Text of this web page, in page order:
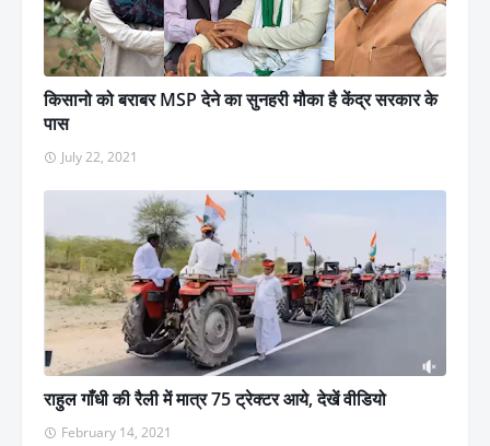
किसानो को बराबर MSP देने का सुनहरी मौका है केंद्र सरकार के
पास
July 22, 2021
राहुल गाँधी की रैली में मात्र 75 ट्रेक्टर आये, देखें वीडियो
February 14, 2021